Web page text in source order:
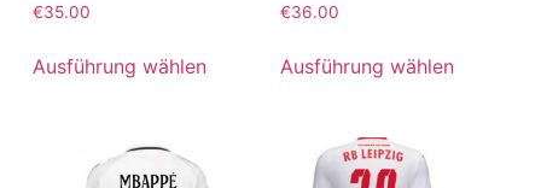
Bewertet
mit
€35.00
Ausführung wählen
Bewertet
mit
€36.00
Ausführung wählen